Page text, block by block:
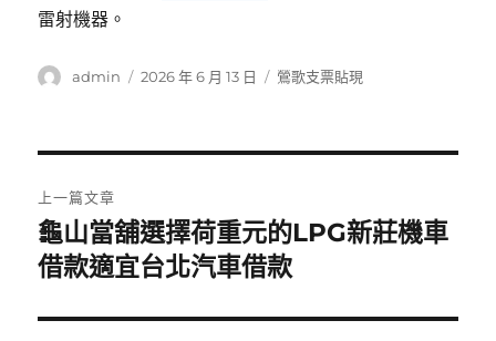
雷射機器。
作
admin
發
2026 年 6 月 13 日
分
鶯歌支票貼現
章
導
覽
上一篇文章
上
一
文
龜山當舖選擇荷重元的LPG新莊機車
借款適宜台北汽車借款